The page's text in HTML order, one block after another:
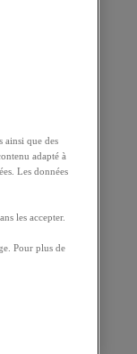
ainsi que des
adapté à
Les données
les accepter.
Pour plus de